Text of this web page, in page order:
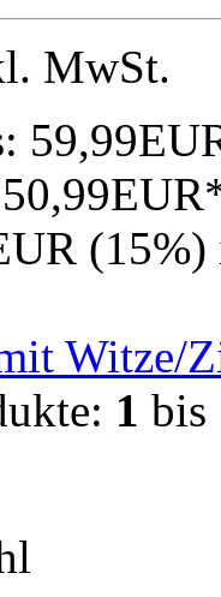
MwSt.
(15%)
1 bis